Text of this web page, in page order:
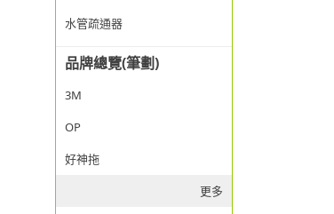
水管疏通器
品牌總覽(筆劃)
3M
OP
好神拖
更多